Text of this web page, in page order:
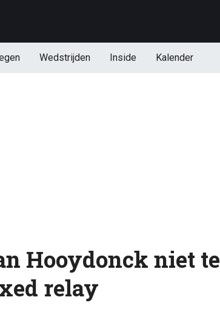
Wedstrijden Inside Kalender
Hooydonck niet te
relay